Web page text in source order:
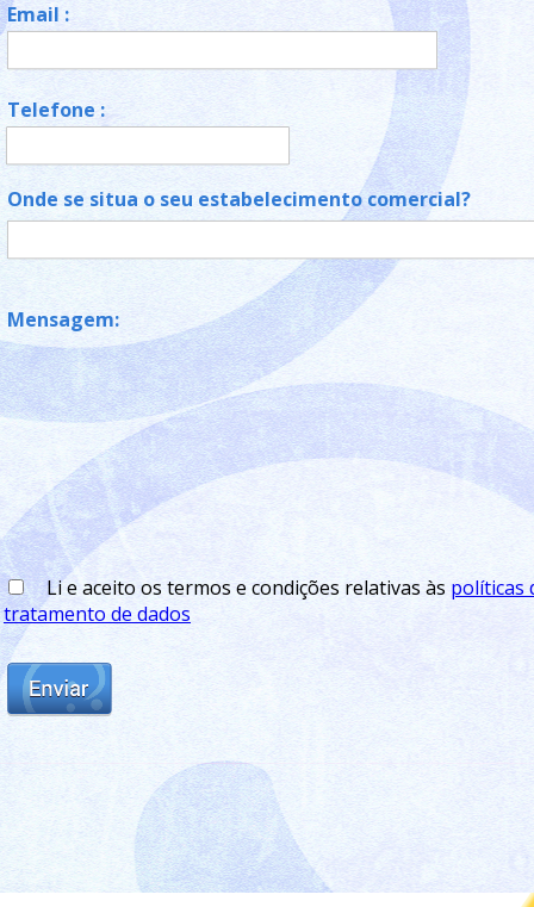
Email :
Telefone :
Onde se situa o seu estabelecimento comercial?
Mensagem:
Li e aceito os termos e condições relativas às políticas
tratamento de dados